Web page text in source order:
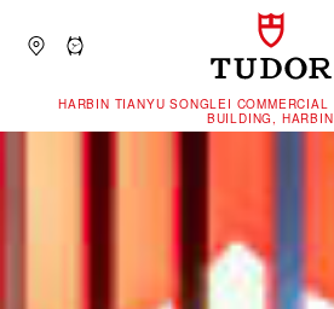
‭HARBIN TIANYU SONGLEI COMMERCIAL
BUILDING, HARBIN‬